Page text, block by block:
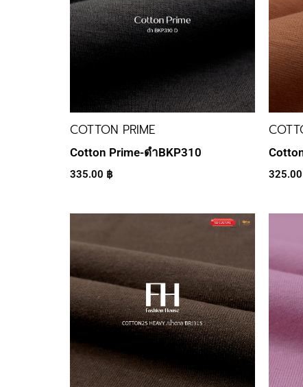
COTTON PRIME
Cotton Prime-ดำBKP310
335.00 ฿ 325.00